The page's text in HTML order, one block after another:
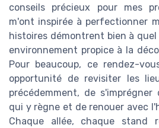
conseils précieux pour mes
m'ont inspirée à perfectionner
histoires démontrent bien à
environnement propice à la
Pour beaucoup, ce rendez-
opportunité de revisiter les
précédemment, de
qui y règne et de renouer avec
Chaque allée, chaque stand